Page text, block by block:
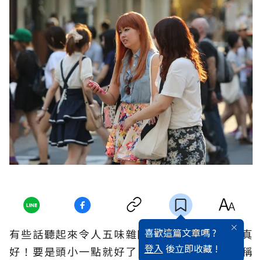
喜歡這篇文章嗎 ?
登入 後立即收藏 !
有些話聽起來令人五味雜陳，譬如：「你身材真
好！要是頭小一點就好了。」對方到底是真心稱